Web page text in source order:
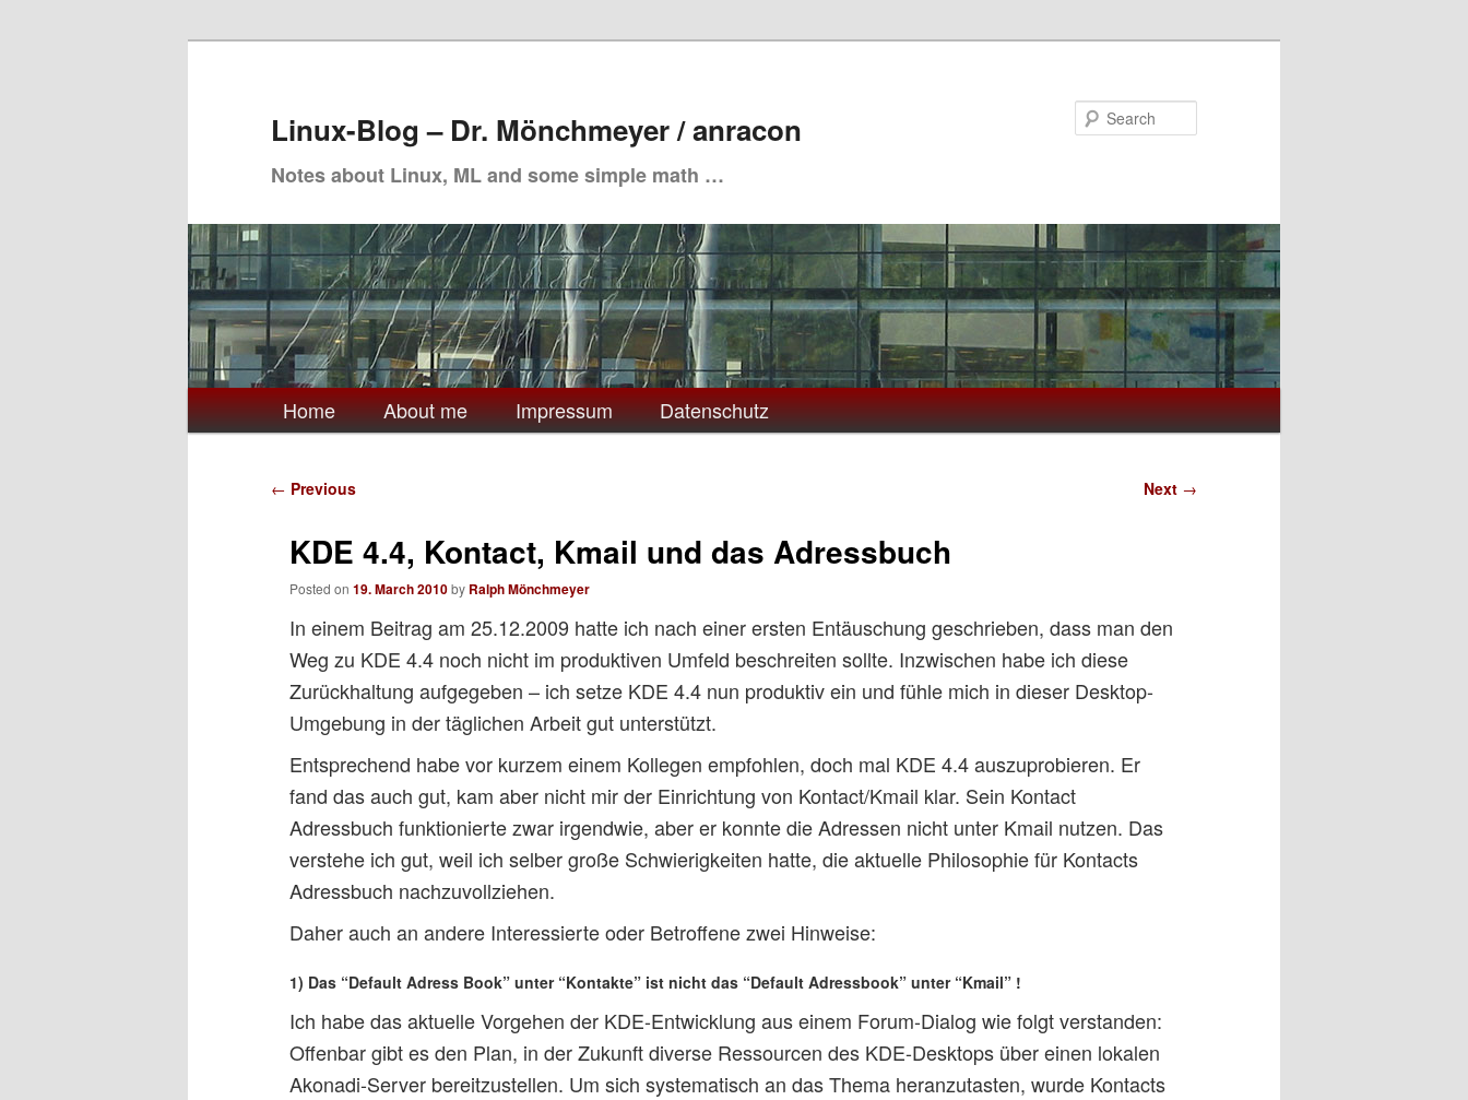
Linux-Blog – Dr. Mönchmeyer / anracon
Notes about Linux, ML and some simple math …
Main
menu
Home About me Impressum Datenschutz
Post
← Previous Next →
KDE 4.4, Kontact, Kmail und das Adressbuch
Posted on 19. March 2010by Ralph Mönchmeyer
In einem Beitrag am 25.12.2009 hatte ich nach einer ersten Entäuschung geschrieben, dass man den
Weg zu KDE 4.4 noch nicht im produktiven Umfeld beschreiten sollte. Inzwischen habe ich diese
Zurückhaltung aufgegeben – ich setze KDE 4.4 nun produktiv ein und fühle mich in dieser Desktop-
Umgebung in der täglichen Arbeit gut unterstützt.
Entsprechend habe vor kurzem einem Kollegen empfohlen, doch mal KDE 4.4 auszuprobieren. Er
fand das auch gut, kam aber nicht mir der Einrichtung von Kontact/Kmail klar. Sein Kontact
Adressbuch funktionierte zwar irgendwie, aber er konnte die Adressen nicht unter Kmail nutzen. Das
verstehe ich gut, weil ich selber große Schwierigkeiten hatte, die aktuelle Philosophie für Kontacts
Adressbuch nachzuvollziehen.
Daher auch an andere Interessierte oder Betroffene zwei Hinweise:
1) Das “Default Adress Book” unter “Kontakte” ist nicht das “Default Adressbook” unter “Kmail” !
Ich habe das aktuelle Vorgehen der KDE-Entwicklung aus einem Forum-Dialog wie folgt verstanden:
Offenbar gibt es den Plan, in der Zukunft diverse Ressourcen des KDE-Desktops über einen lokalen
Akonadi-Server bereitzustellen. Um sich systematisch an das Thema heranzutasten, wurde Kontacts